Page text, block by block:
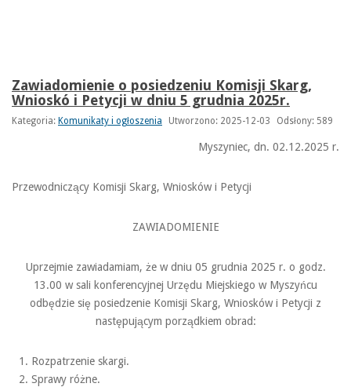
Zawiadomienie o posiedzeniu Komisji Skarg,
Wnioskó i Petycji w dniu 5 grudnia 2025r.
Kategoria: Komunikaty i ogłoszenia Utworzono: 2025-12-03 Odsłony: 589
Myszyniec, dn. 02.12.2025 r.
Przewodniczący Komisji Skarg, Wniosków i Petycji
ZAWIADOMIENIE
Uprzejmie zawiadamiam, że w dniu 05 grudnia 2025 r. o godz.
13.00 w sali konferencyjnej Urzędu Miejskiego w Myszyńcu
odbędzie się posiedzenie Komisji Skarg, Wniosków i Petycji z
następującym porządkiem obrad:
Rozpatrzenie skargi.
Sprawy różne.